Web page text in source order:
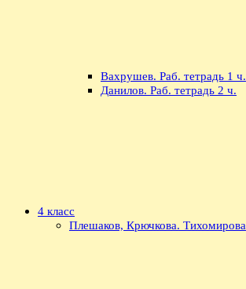
Вахрушев. Раб. тетрадь 1 ч.
Данилов. Раб. тетрадь 2 ч.
4 класс
Плешаков, Крючкова. Тихомирова